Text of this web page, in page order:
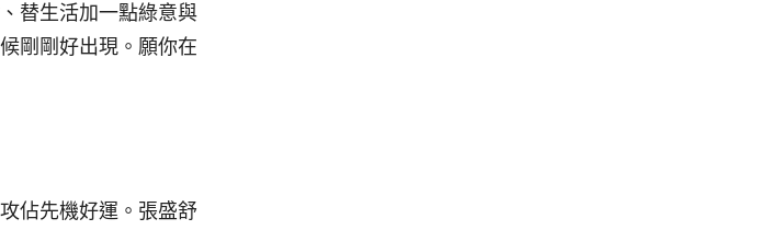
替生活加一點綠意與
剛剛好出現。願你在
佔先機好運。張盛舒